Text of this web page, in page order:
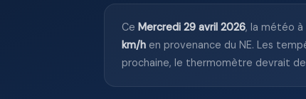
Ce Mercredi 29 avril 2026, la météo à
km/h en provenance du NE. Les
prochaine, le thermomètre devrait